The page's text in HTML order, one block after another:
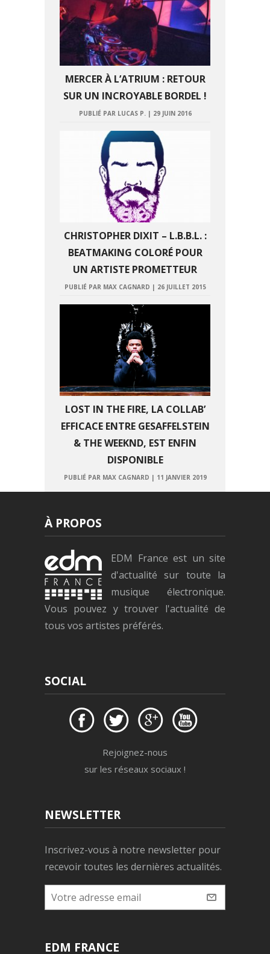
MERCER À L’ATRIUM : RETOUR
SUR UN INCROYABLE BORDEL !
PUBLIÉ PAR LUCAS P.| 29 JUIN 2016
CHRISTOPHER DIXIT – L.B.B.L. :
BEATMAKING COLORÉ POUR
UN ARTISTE PROMETTEUR
PUBLIÉ PAR MAX CAGNARD | 26 JUILLET 2015
LOST IN THE FIRE, LA COLLAB’
EFFICACE ENTRE GESAFFELSTEIN
& THE WEEKND, EST ENFIN
DISPONIBLE
PUBLIÉ PAR MAX CAGNARD | 11 JANVIER 2019
À PROPOS
EDM France est un site
d'actualité sur toute la
musique électronique.
Vous pouvez y trouver l'actualité de
tous vos artistes préférés.
SOCIAL
Rejoignez-nous
sur les réseaux sociaux !
NEWSLETTER
Inscrivez-vous à notre newsletter pour
recevoir toutes les dernières actualités.
EDM FRANCE